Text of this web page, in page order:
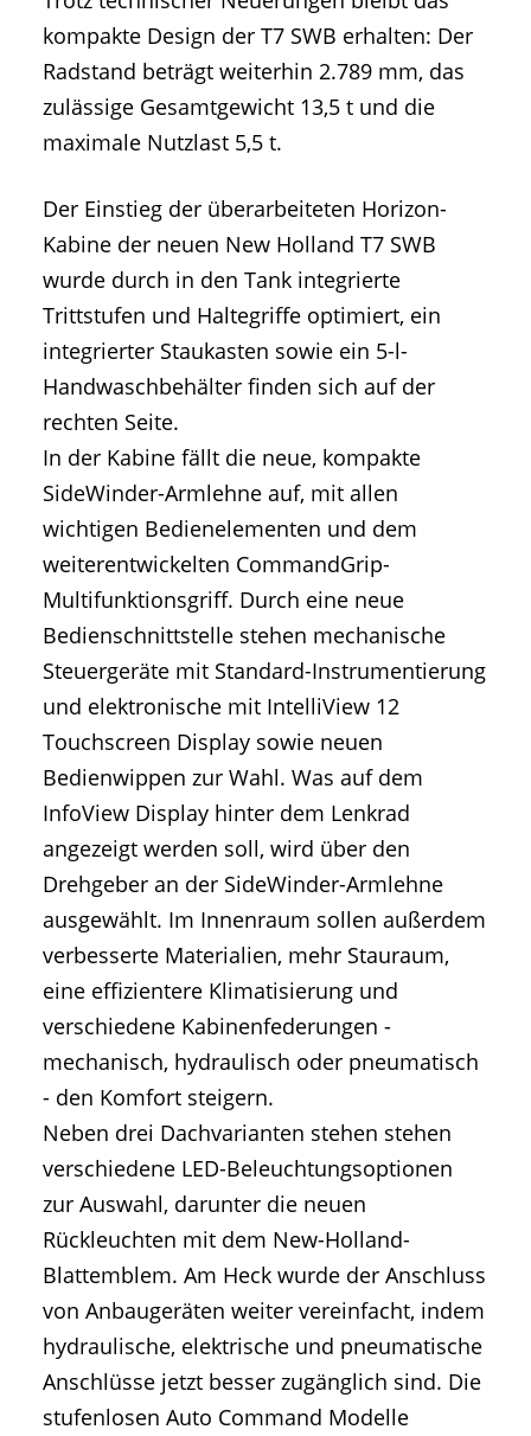
kompakte Design der T7 SWB erhalten: Der
Radstand beträgt weiterhin 2.789 mm, das
zulässige Gesamtgewicht 13,5 t und die
maximale Nutzlast 5,5 t.
Der Einstieg der überarbeiteten Horizon-
Kabine der neuen New Holland T7 SWB
wurde durch in den Tank integrierte
Trittstufen und Haltegriffe optimiert, ein
integrierter Staukasten sowie ein 5-l-
Handwaschbehälter finden sich auf der
rechten Seite.
In der Kabine fällt die neue, kompakte
SideWinder-Armlehne auf, mit allen
wichtigen Bedienelementen und dem
weiterentwickelten CommandGrip-
Multifunktionsgriff. Durch eine neue
Bedienschnittstelle stehen mechanische
Steuergeräte mit Standard-Instrumentierung
und elektronische mit IntelliView 12
Touchscreen Display sowie neuen
Bedienwippen zur Wahl. Was auf dem
InfoView Display hinter dem Lenkrad
angezeigt werden soll, wird über den
Drehgeber an der SideWinder-Armlehne
ausgewählt. Im Innenraum sollen außerdem
verbesserte Materialien, mehr Stauraum,
eine effizientere Klimatisierung und
verschiedene Kabinenfederungen -
mechanisch, hydraulisch oder pneumatisch
- den Komfort steigern.
Neben drei Dachvarianten stehen stehen
verschiedene LED-Beleuchtungsoptionen
zur Auswahl, darunter die neuen
Rückleuchten mit dem New-Holland-
Blattemblem. Am Heck wurde der Anschluss
von Anbaugeräten weiter vereinfacht, indem
hydraulische, elektrische und pneumatische
Anschlüsse jetzt besser zugänglich sind. Die
stufenlosen Auto Command Modelle